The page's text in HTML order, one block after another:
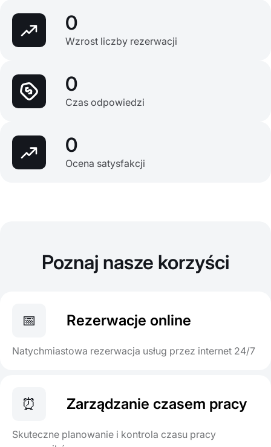
0
Wzrost liczby rezerwacji
0
Czas odpowiedzi
0
Ocena satysfakcji
Poznaj nasze korzyści
📅 Rezerwacje online
Natychmiastowa rezerwacja usług przez internet 24/7
⏰ Zarządzanie czasem pracy
Skuteczne planowanie i kontrola czasu pracy